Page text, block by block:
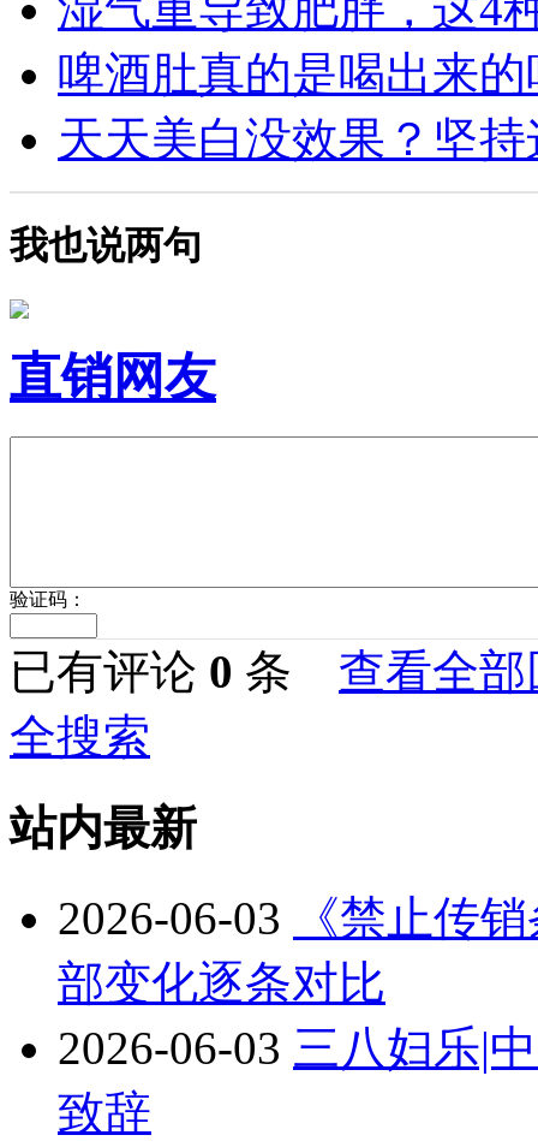
啤酒肚真的是喝出来的
天天美白没效果？坚持
我也说两句
直销网友
验证码：
已有评论 0 条 查看全部
全搜索
站内最新
2026-06-03
《禁止传
部变化逐条对比
2026-06-03 三八妇乐|
致辞